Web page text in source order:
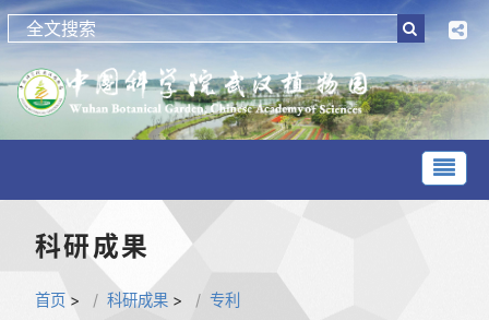
科研成果
首页 > 科研成果 > 专利